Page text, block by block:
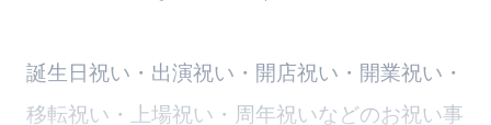
誕生日祝い・出演祝い・開店祝い・開業祝い・
移転祝い・上場祝い・周年祝いなどのお祝い事